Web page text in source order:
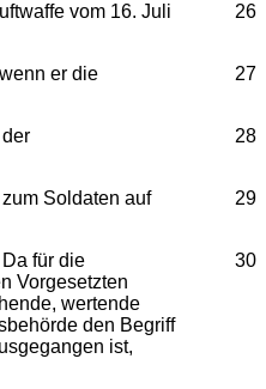
26
vom 16. Juli
27
er die
28
29
Soldaten auf
30
für die
Vorgesetzten
wertende
den Begriff
ist,